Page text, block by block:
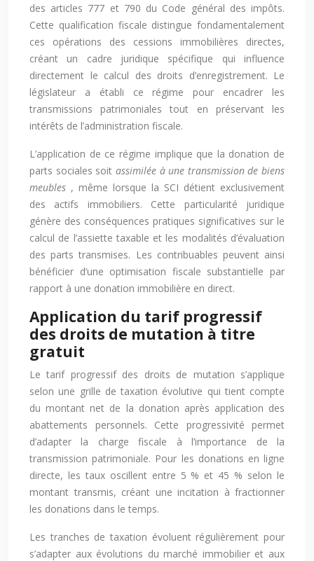
des articles 777 et 790 du Code général des impôts.
Cette qualification fiscale distingue fondamentalement
ces opérations des cessions immobilières directes,
créant un cadre juridique spécifique qui influence
directement le calcul des droits d’enregistrement. Le
législateur a établi ce régime pour encadrer les
transmissions patrimoniales tout en préservant les
intérêts de l’administration fiscale.
L’application de ce régime implique que la donation de
parts sociales soit assimilée à une transmission de biens
meubles , même lorsque la SCI détient exclusivement
des actifs immobiliers. Cette particularité juridique
génère des conséquences pratiques significatives sur le
calcul de l’assiette taxable et les modalités d’évaluation
des parts transmises. Les contribuables peuvent ainsi
bénéficier d’une optimisation fiscale substantielle par
rapport à une donation immobilière en direct.
Application du tarif progressif
des droits de mutation à titre
gratuit
Le tarif progressif des droits de mutation s’applique
selon une grille de taxation évolutive qui tient compte
du montant net de la donation après application des
abattements personnels. Cette progressivité permet
d’adapter la charge fiscale à l’importance de la
transmission patrimoniale. Pour les donations en ligne
directe, les taux oscillent entre 5 % et 45 % selon le
montant transmis, créant une incitation à fractionner
les donations dans le temps.
Les tranches de taxation évoluent régulièrement pour
s’adapter aux évolutions du marché immobilier et aux